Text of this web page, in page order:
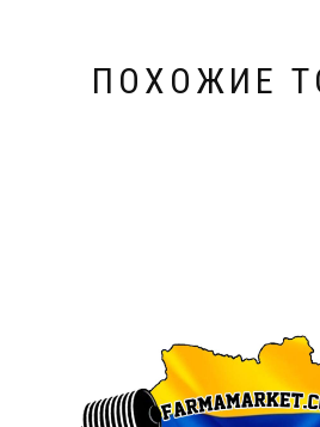
ПОХОЖИЕ